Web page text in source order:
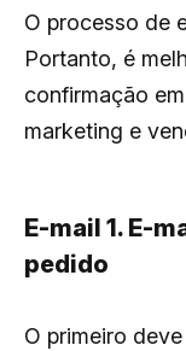
O processo de
Portanto, é
confirmação
marketing e
E-mail 1. E-
pedido
O primeiro